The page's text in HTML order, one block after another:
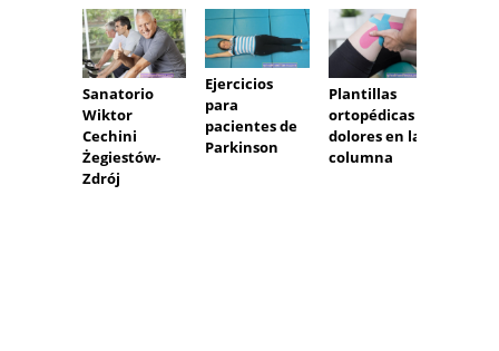
Sanatorio
Wiktor
Cechini
Żegiestów-
Zdrój
Ejercicios
para
pacientes de
Parkinson
Plantillas
ortopédicas y
dolores en la
columna